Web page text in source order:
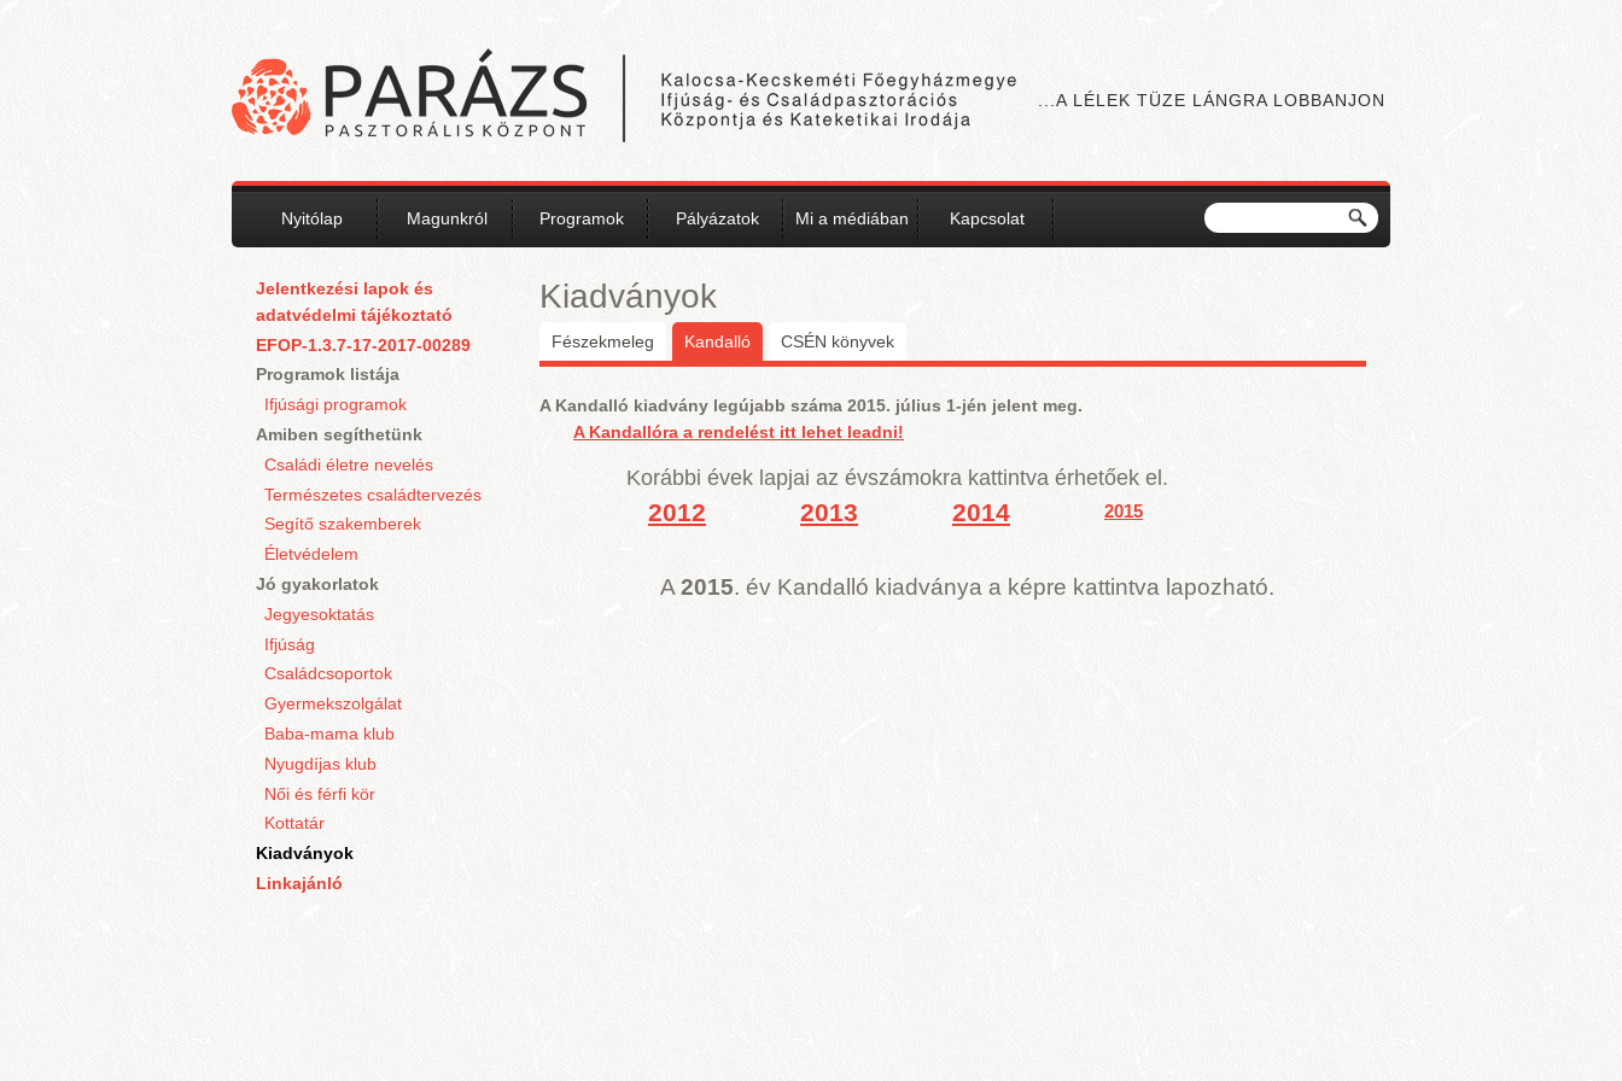
...A LÉLEK TÜZE LÁNGRA LOBBANJON
Nyitólap Magunkról Programok Pályázatok Mi a médiában Kapcsolat Keresés űrlap
Jelentkezési lapok és
adatvédelmi tájékoztató
EFOP-1.3.7-17-2017-00289
Programok listája
Ifjúsági programok
Amiben segíthetünk
Családi életre nevelés
Természetes családtervezés
Segítő szakemberek
Életvédelem
Jó gyakorlatok
Jegyesoktatás
Ifjúság
Családcsoportok
Gyermekszolgálat
Baba-mama klub
Nyugdíjas klub
Női és férfi kör
Kottatár
Kiadványok
Linkajánló
Kiadványok
Fészekmeleg Kandalló (aktív fül)
CSÉN könyvek
A Kandalló kiadvány legújabb száma 2015. július 1-jén jelent meg.
A Kandallóra a rendelést itt lehet leadni!
Korábbi évek lapjai az évszámokra kattintva érhetőek el.​
2012 2013 2014 2015
A 2015 . év Kandalló kiadványa a képre kattintva lapozható.